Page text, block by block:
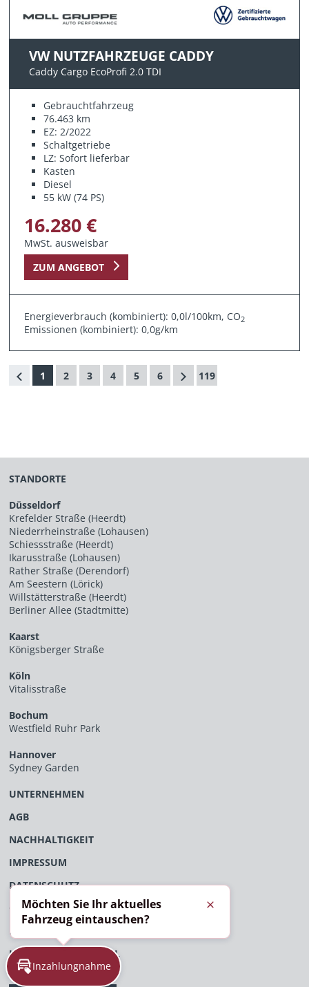
VW NUTZFAHRZEUGE CADDY
Caddy Cargo EcoProfi 2.0 TDI
Gebrauchtfahrzeug
76.463 km
EZ: 2/2022
Schaltgetriebe
LZ: Sofort lieferbar
Kasten
Diesel
55 kW (74 PS)
16.280 €
MwSt. ausweisbar
ZUM ANGEBOT
Energieverbrauch (kombiniert): 0,0l/100km, CO2
Emissionen (kombiniert): 0,0g/km
1 2 3 4 5 6 119
STANDORTE
Düsseldorf
Krefelder Straße (Heerdt)
Niederrheinstraße (Lohausen)
Schiessstraße (Heerdt)
Ikarusstraße (Lohausen)
Rather Straße (Derendorf)
Am Seestern (Lörick)
Willstätterstraße (Heerdt)
Berliner Allee (Stadtmitte)
Kaarst
Königsberger Straße
Köln
Vitalisstraße
Bochum
Westfield Ruhr Park
Hannover
Sydney Garden
UNTERNEHMEN
AGB
NACHHALTIGKEIT
IMPRESSUM
DATENSCHUTZ
ÖFFENTLICHES VERFAHRENSVERZEICHNIS
EU-DATENVERORDNUNG
HINWEISGEBERPORTAL
Inzahlungnahme
Möchten Sie Ihr aktuelles
Fahrzeug eintauschen?
Schließen